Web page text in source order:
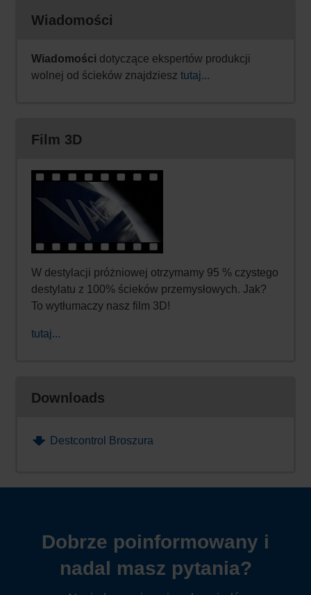
Wiadomości
Wiadomości dotyczące ekspertów produkcji
wolnej od ścieków znajdziesztutaj...
Film 3D
W destylacji próżniowej otrzymamy 95 % czystego
destylatu z 100% ścieków przemysłowych. Jak?
To wytłumaczy nasz film 3D!
tutaj...
Downloads
Destcontrol Broszura
Dobrze poinformowany i
nadal masz pytania?